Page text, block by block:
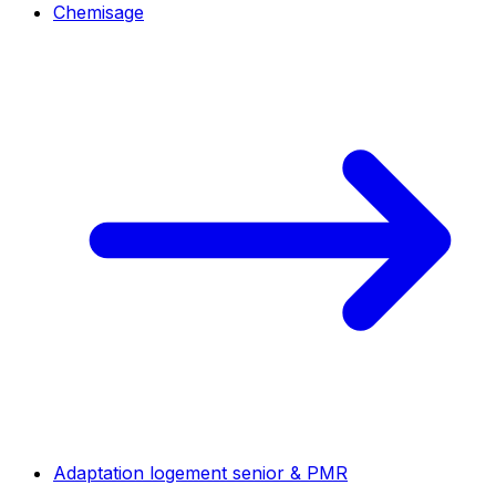
Chemisage
Adaptation logement senior & PMR